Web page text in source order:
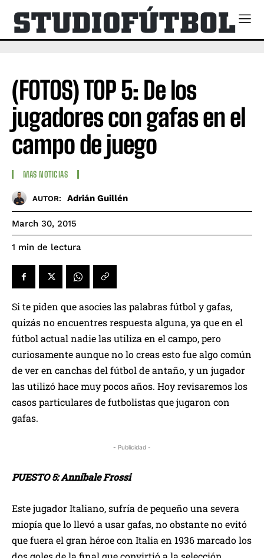
(FOTOS) TOP 5: De los
jugadores con gafas en el
campo de juego
MAS NOTICIAS
AUTOR: Adrián Guillén
March 30, 2015
1 min de lectura
Si te piden que asocies las palabras fútbol y gafas,
quizás no encuentres respuesta alguna, ya que en el
fútbol actual nadie las utiliza en el campo, pero
curiosamente aunque no lo creas esto fue algo común
de ver en canchas del fútbol de antaño, y un jugador
las utilizó hace muy pocos años. Hoy revisaremos los
casos particulares de futbolistas que jugaron con
gafas.
- Publicidad -
PUESTO 5: Annibale Frossi
Este jugador Italiano, sufría de pequeño una severa
miopía que lo llevó a usar gafas, no obstante no evitó
que fuera el gran héroe con Italia en 1936 marcado los